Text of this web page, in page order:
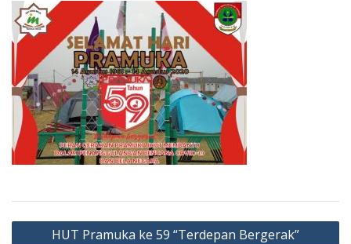
Post
HUT Pramuka ke 59 “Terdepan Bergerak”